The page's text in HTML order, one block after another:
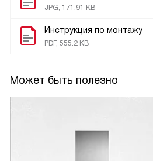
JPG, 171.91 KB
Инструкция по монтажу
PDF, 555.2 KB
Может быть полезно